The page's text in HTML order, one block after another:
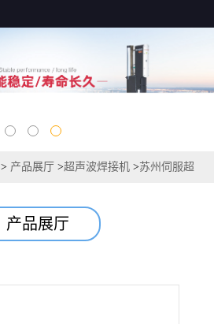
> 产品展厅 >超声波焊接机 >苏州伺服超
产品展厅